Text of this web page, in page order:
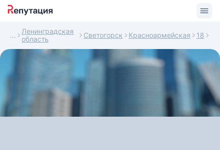
Ленинградская
область
Светогорск Красноармейская 18